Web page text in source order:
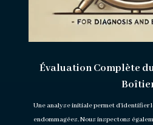
Évaluation Complète
Une analyse initiale permet d’identifier
endommagées. Nous inspectons